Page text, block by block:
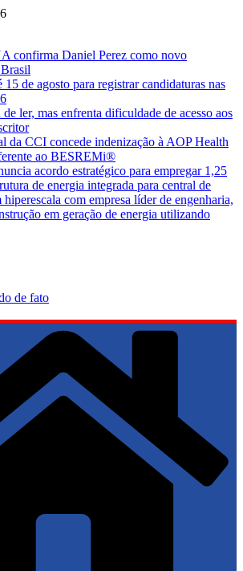
confirma Daniel Perez como novo
15 de agosto para registrar candidaturas nas
ler, mas enfrenta dificuldade de acesso aos
da CCI concede indenização à AOP Health
ao BESREMi®
acordo estratégico para empregar 1,25
de energia integrada para central de
com empresa líder de engenharia,
em geração de energia utilizando